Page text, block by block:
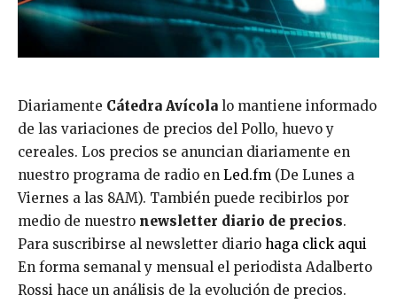
Diariamente Cátedra Avícola lo mantiene informado
de las variaciones de precios del Pollo, huevo y
cereales. Los precios se anuncian diariamente en
nuestro programa de radio en Led.fm (De Lunes a
Viernes a las 8AM). También puede recibirlos por
medio de nuestro newsletter diario de precios.
Para suscribirse al newsletter diario haga click aqui
En forma semanal y mensual el periodista Adalberto
Rossi hace un análisis de la evolución de precios.